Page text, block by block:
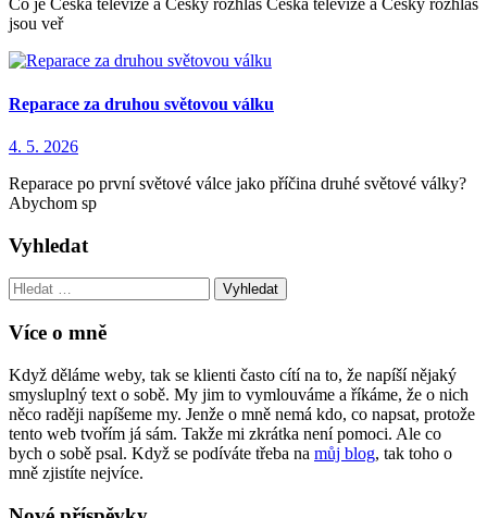
Co je Česká televize a Český rozhlas Česká televize a Český rozhlas
jsou veř
Reparace za druhou světovou válku
4. 5. 2026
Reparace po první světové válce jako příčina druhé světové války?
Abychom sp
Vyhledat
Vyhledat:
Více o mně
Když děláme weby, tak se klienti často cítí na to, že napíší nějaký
smysluplný text o sobě. My jim to vymlouváme a říkáme, že o nich
něco raději napíšeme my. Jenže o mně nemá kdo, co napsat, protože
tento web tvořím já sám. Takže mi zkrátka není pomoci. Ale co
bych o sobě psal. Když se podíváte třeba na můj blog, tak toho o
mně zjistíte nejvíce.